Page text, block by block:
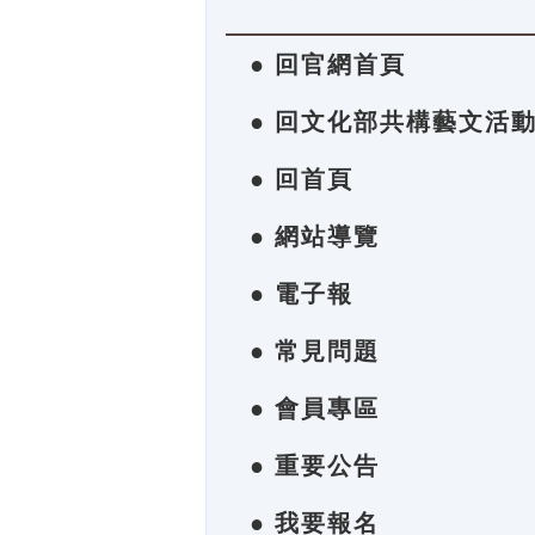
● 回官網首頁
● 回文化部共構藝文活
● 回首頁
● 網站導覽
● 電子報
● 常見問題
● 會員專區
● 重要公告
● 我要報名